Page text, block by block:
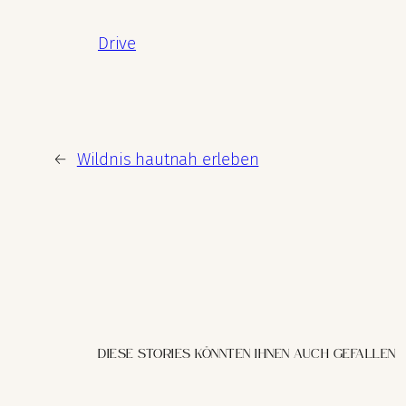
Drive
← Wildnis hautnah erleben
DIESE STORIES KÖNNTEN IHNEN AUCH GEFALLEN